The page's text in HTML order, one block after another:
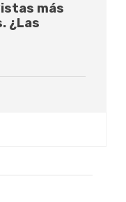
más
¿Las